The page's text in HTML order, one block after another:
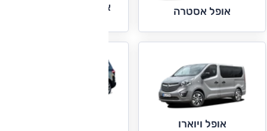
אופל אסטרה אופל אסטרה ברלינה
אופל ויוארו